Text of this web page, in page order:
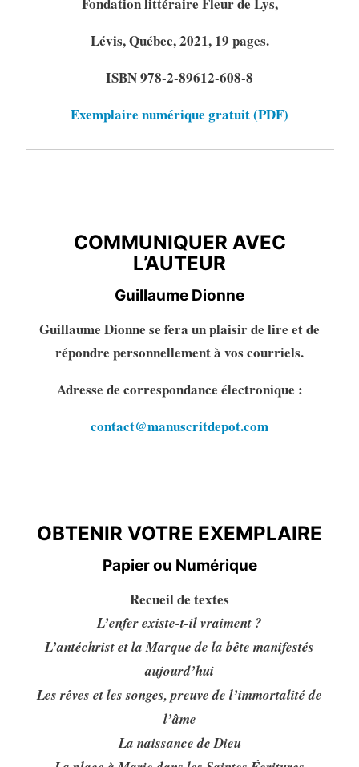
Lévis, Québec, 2021, 19 pages.
ISBN 978-2-89612-608-8
Exemplaire numérique gratuit (PDF)
COMMUNIQUER AVEC
L’AUTEUR
Guillaume Dionne
Guillaume Dionne se fera un plaisir de lire et de
répondre personnellement à vos courriels.
Adresse de correspondance électronique :
contact@manuscritdepot.com
OBTENIR VOTRE EXEMPLAIRE
Papier ou Numérique
Recueil de textes
L’enfer existe-t-il vraiment ?
L’antéchrist et la Marque de la bête manifestés
aujourd’hui
Les rêves et les songes, preuve de l’immortalité de
l’âme
La naissance de Dieu